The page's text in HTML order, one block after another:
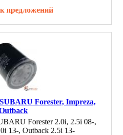
предложений
Forester, Impreza,
Forester 2.0i, 2.5i 08-,
13-, Outback 2.5i 13-